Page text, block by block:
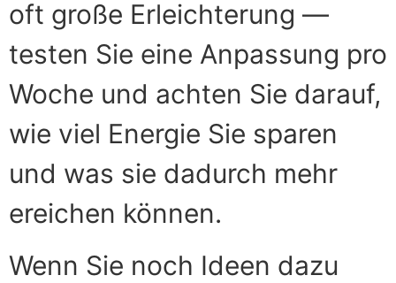
oft große Erleichterung —
testen Sie eine Anpassung pro
Woche und achten Sie darauf,
wie viel Energie Sie sparen
und was sie dadurch mehr
ereichen können.
Wenn Sie noch Ideen dazu